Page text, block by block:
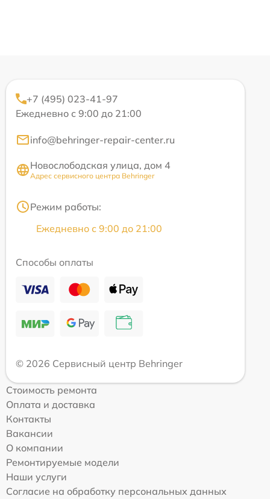
+7 (495) 023-41-97
Ежедневно с 9:00 до 21:00
info@behringer-repair-center.ru
Новослободская улица, дом 4
Адрес сервисного центра Behringer
Режим работы:
Ежедневно с 9:00 до 21:00
Способы оплаты
© 2026 Сервисный центр Behringer
Стоимость ремонта
Оплата и доставка
Контакты
Вакансии
О компании
Ремонтируемые модели
Наши услуги
Согласие на обработку персональных данных